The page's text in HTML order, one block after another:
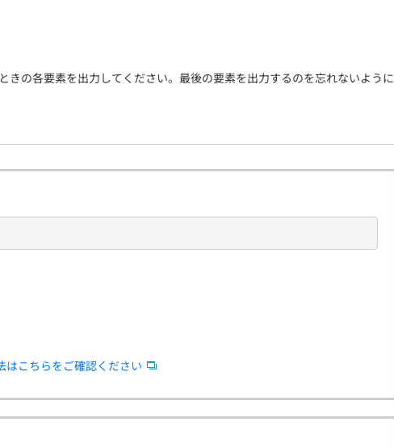
きの各要素を出力してください。最後の要素を出力するのを忘れないように
はこちらをご確認ください